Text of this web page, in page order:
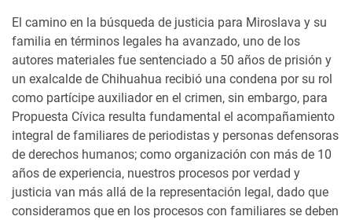
El camino en la búsqueda de justicia para Miroslava y su
familia en términos legales ha avanzado, uno de los
autores materiales fue sentenciado a 50 años de prisión y
un exalcalde de Chihuahua recibió una condena por su rol
como partícipe auxiliador en el crimen, sin embargo, para
Propuesta Cívica resulta fundamental el acompañamiento
integral de familiares de periodistas y personas defensoras
de derechos humanos; como organización con más de 10
años de experiencia, nuestros procesos por verdad y
justicia van más allá de la representación legal, dado que
consideramos que en los procesos con familiares se deben